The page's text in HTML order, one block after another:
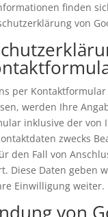
finden
von
per
werden Ihre
inklusive der von
zwecks
den Fall von
Diese Daten geben
Einwilligung weiter.